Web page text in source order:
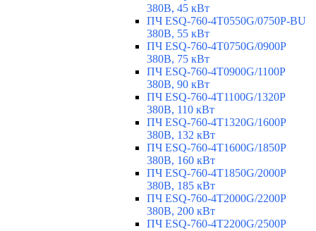
380В, 45 кВт
ПЧ ESQ-760-4T0550G/0750P-BU
380В, 55 кВт
ПЧ ESQ-760-4T0750G/0900P
380В, 75 кВт
ПЧ ESQ-760-4T0900G/1100P
380В, 90 кВт
ПЧ ESQ-760-4T1100G/1320P
380В, 110 кВт
ПЧ ESQ-760-4T1320G/1600P
380В, 132 кВт
ПЧ ESQ-760-4T1600G/1850P
380В, 160 кВт
ПЧ ESQ-760-4T1850G/2000P
380В, 185 кВт
ПЧ ESQ-760-4T2000G/2200P
380В, 200 кВт
ПЧ ESQ-760-4T2200G/2500P